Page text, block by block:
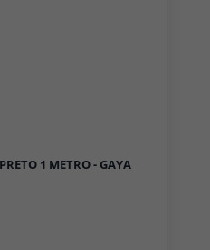
1 METRO - GAYA